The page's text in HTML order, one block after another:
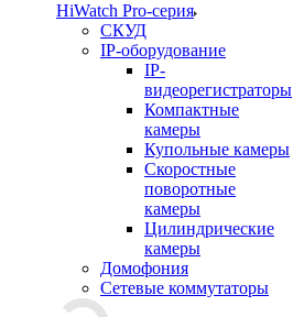
HiWatch Pro-серия
CКУД
IP-оборудование
IP-
видеорегистраторы
Компактные
камеры
Купольные камеры
Скоростные
поворотные
камеры
Цилиндрические
камеры
Домофония
Сетевые коммутаторы